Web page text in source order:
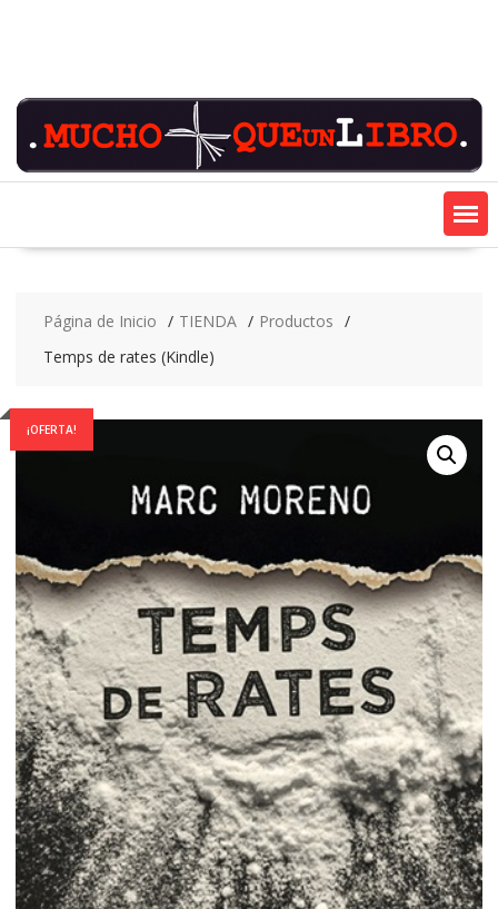
Página de Inicio TIENDA
Productos
Temps de rates (Kindle)
¡OFERTA!